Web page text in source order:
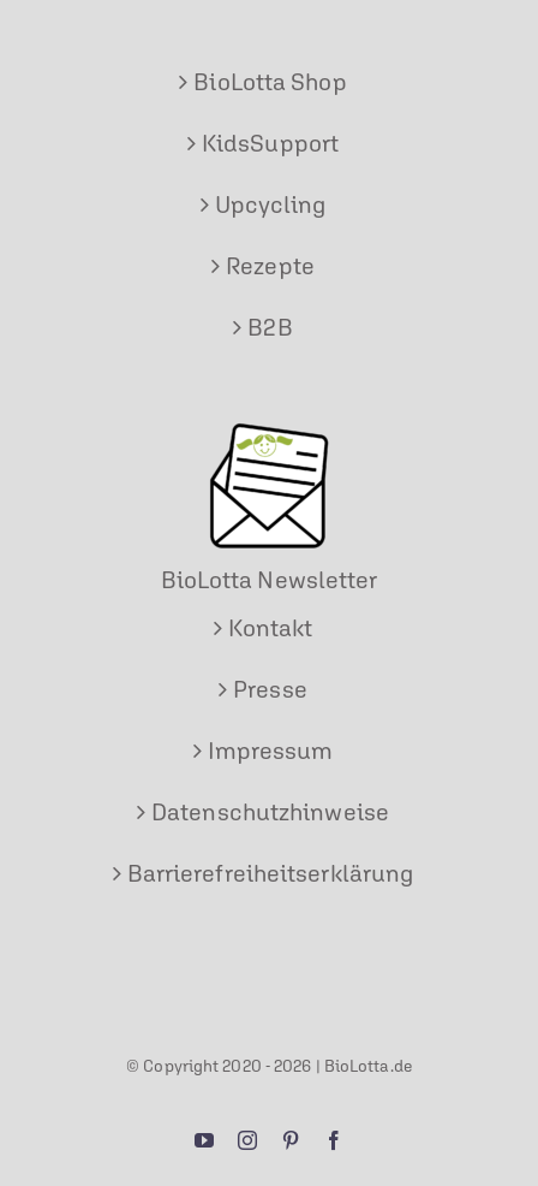
BioLotta Shop
KidsSupport
Upcycling
Rezepte
B2B
BioLotta Newsletter
Kontakt
Presse
Impressum
Datenschutzhinweise
Barrierefreiheitserklärung
© Copyright 2020 -2026 | BioLotta.de
YouTubeInstagramPinterest